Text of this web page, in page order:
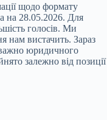
щодо формату
на 28.05.2026. Для
голосів. Ми
нам вистачить. Зараз
юридичного
залежно від позиції